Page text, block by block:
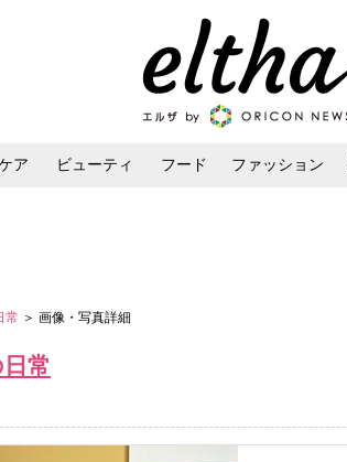
ア ビューティ フード ファッション
常 ＞ 画像・写真詳細
常